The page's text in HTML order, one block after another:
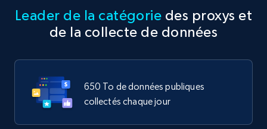
Leader de la catégorie des proxys et
de la collecte de données
650 To de données publiques
collectés chaque jour